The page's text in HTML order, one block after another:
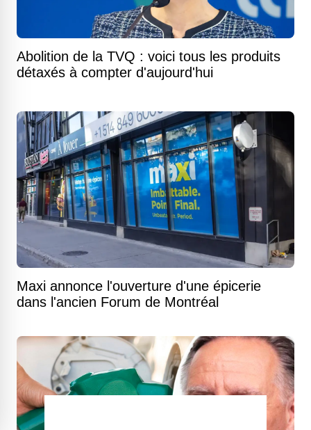
Abolition de la TVQ : voici tous les produits
détaxés à compter d'aujourd'hui
Maxi annonce l'ouverture d'une épicerie
dans l'ancien Forum de Montréal